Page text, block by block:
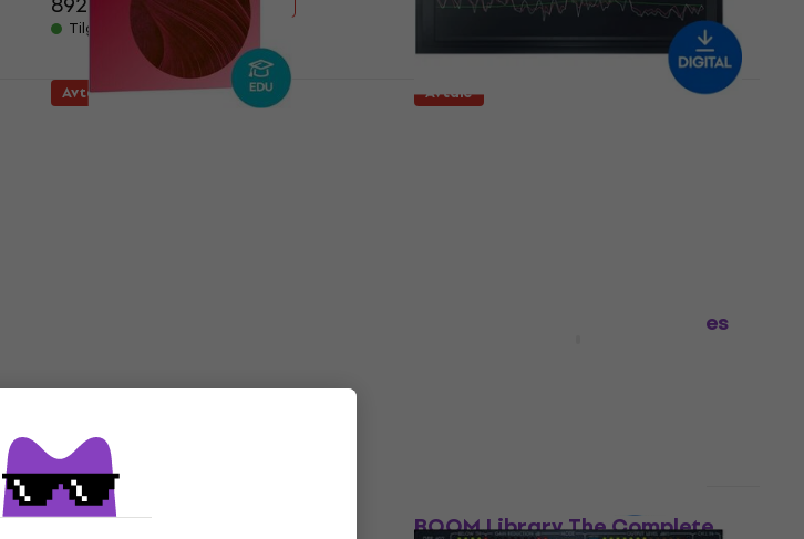
Tilgjengelig for nedlasting
Avtale
Tilgjengelig for nedlasting
Avtale
Apogee Clearmountain Series
Kit Plugins NOIZ One Vox BOOM Library The Complete
Avtale